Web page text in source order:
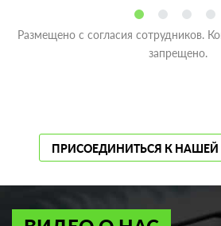
Размещено с согласия сотрудников.
запрещено.
ПРИСОЕДИНИТЬСЯ К